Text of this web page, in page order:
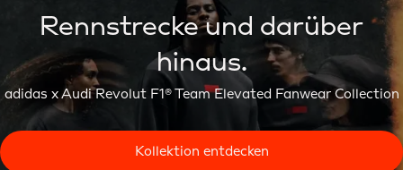
Rennstrecke und darüber
hinaus.
adidas x Audi Revolut F1® Team Elevated Fanwear Collection
Kollektion entdecken